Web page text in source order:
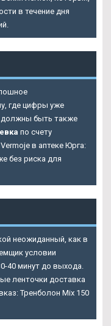
в течение дня
где цифры уже
должны быть также
по счету
в аптеке Юрга:
без риска для
неожиданный, как в
условии
40 минут до выхода.
ленточки доставка
Тренболон Mix 150